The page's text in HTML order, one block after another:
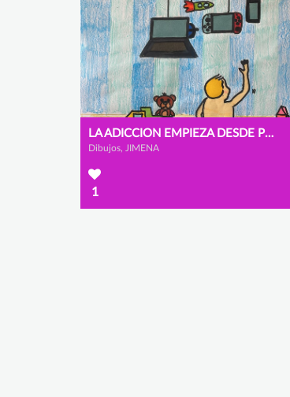
LA ADICCION EMPIEZA DESDE PEQUEÑOS
Dibujos, JIMENA
1